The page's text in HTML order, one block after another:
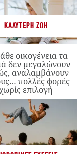
ΚΑΛΎΤΕΡΗ ΖΩΉ
οικογένεια τα
δεν μεγαλώνουν
αναλαμβάνουν
πολλές φορές
χωρίς επιλογή